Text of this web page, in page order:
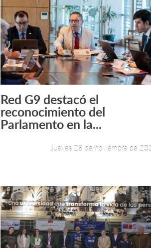
Leer más +
Red G9 destacó el
reconocimiento del
Parlamento en la...
Jueves 28 de noviembre de